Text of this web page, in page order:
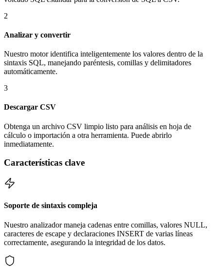
2
Analizar y convertir
Nuestro motor identifica inteligentemente los valores dentro de la
sintaxis SQL, manejando paréntesis, comillas y delimitadores
automáticamente.
3
Descargar CSV
Obtenga un archivo CSV limpio listo para análisis en hoja de
cálculo o importación a otra herramienta. Puede abrirlo
inmediatamente.
Características clave
Soporte de sintaxis compleja
Nuestro analizador maneja cadenas entre comillas, valores NULL,
caracteres de escape y declaraciones INSERT de varias líneas
correctamente, asegurando la integridad de los datos.